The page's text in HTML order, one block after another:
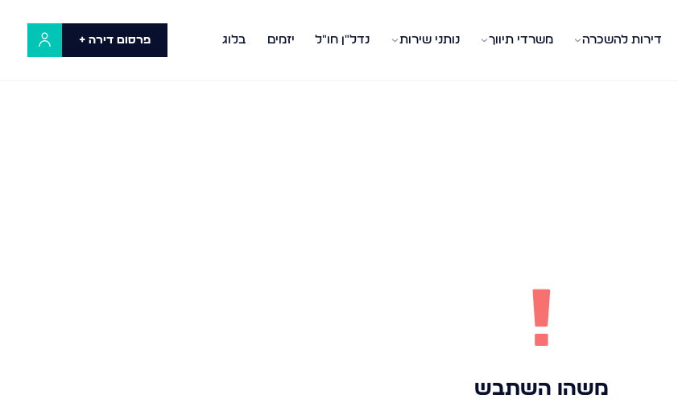
דירות להשכרה משרדי תיווך נותני שירות נדל"ן חו"ל יזמים בלוג פרסום דירה +
!
משהו השתבש